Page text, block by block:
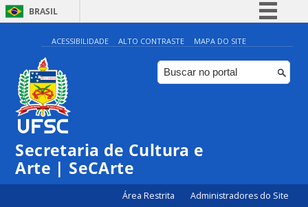
BRASIL
Simplifique!
Comunica BR
Participe
ACESSIBILIDADE ALTO CONTRASTE MAPA DO SITE
Secretaria de Cultura e
Arte | SeCArte
Área Restrita Administradores do Site